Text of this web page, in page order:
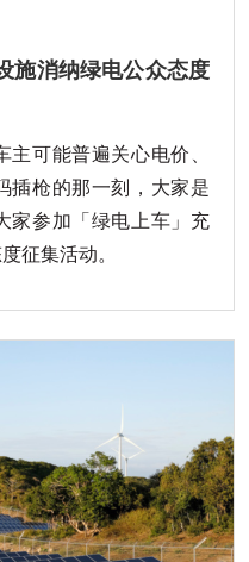
施消纳绿电公众态度
可能普遍关心电价、
插枪的那一刻，大家是
家参加「绿电上车」充
征集活动。